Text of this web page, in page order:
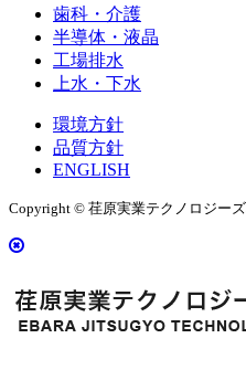
歯科・介護
半導体・液晶
工場排水
上水・下水
環境方針
品質方針
ENGLISH
Copyright © 荏原実業テクノロジーズ